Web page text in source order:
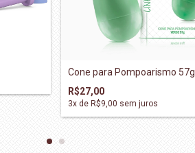
Cone para Pompoarismo 57g
R$27,00
3x de R$9,00 sem juros